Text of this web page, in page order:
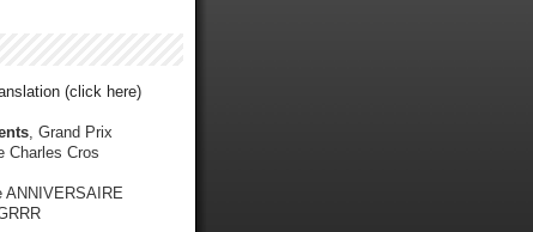
(click here)
, Grand Prix
Charles Cros
ANNIVERSAIRE